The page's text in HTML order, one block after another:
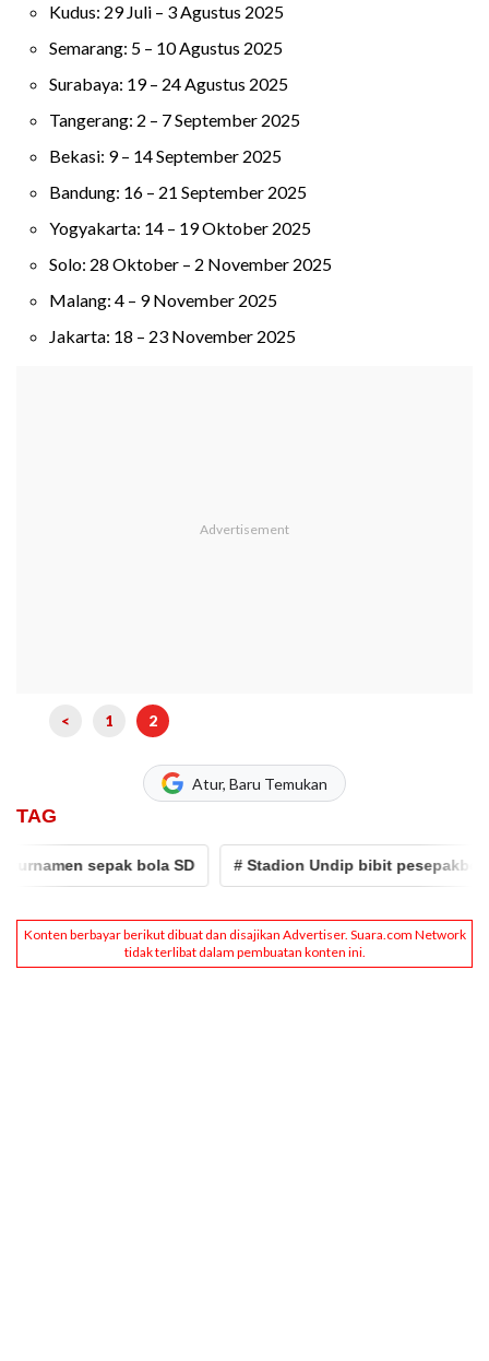
Kudus: 29 Juli – 3 Agustus 2025
Semarang: 5 – 10 Agustus 2025
Surabaya: 19 – 24 Agustus 2025
Tangerang: 2 – 7 September 2025
Bekasi: 9 – 14 September 2025
Bandung: 16 – 21 September 2025
Yogyakarta: 14 – 19 Oktober 2025
Solo: 28 Oktober – 2 November 2025
Malang: 4 – 9 November 2025
Jakarta: 18 – 23 November 2025
< 1 2
Atur, Baru Temukan
TAG
sepak bola SD # Stadion Undip bibit pesepakbola